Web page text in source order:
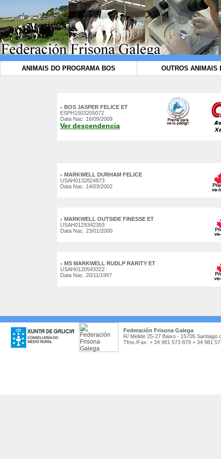
ANIMAIS DO PROGRAMA BOS OUTROS ANIMAIS
BOS JASPER FELICE ET
ESPH1503205072
Data Nac. 16/09/2009
Ver descendencia
MARKWELL DURHAM FELICE
USAH0132824873
Data Nac. 14/03/2002
MARKWELL OUTSIDE FINESSE ET
USAH0129342393
Data Nac. 23/01/2000
MS MARKWELL RUDLP RARITY ET
USAH0120543322
Data Nac. 20/11/1997
Federación Frisona Galega
R/ Melide 25-27 Baixo - 15705 Santiago
Tfno./Fax: + 34 981 573 879 + 34 981